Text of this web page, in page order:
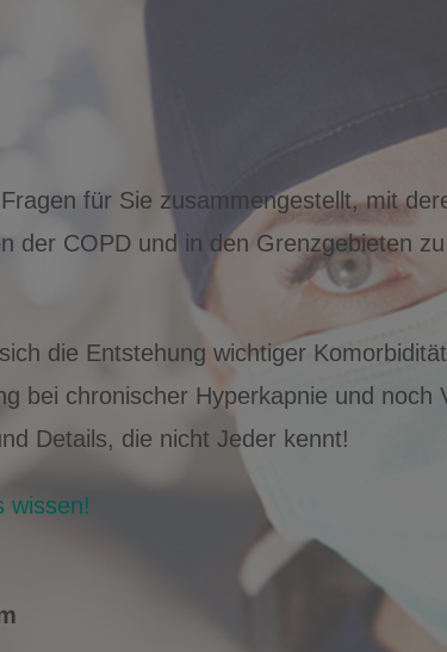
für Sie zusammengestellt, mit
der COPD und in den Grenzgebieten
die Entstehung wichtiger
bei chronischer Hyperkapnie und noch
Details, die nicht Jeder kennt!
wissen!